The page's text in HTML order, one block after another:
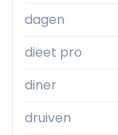
dagen
dieet pro
diner
druiven